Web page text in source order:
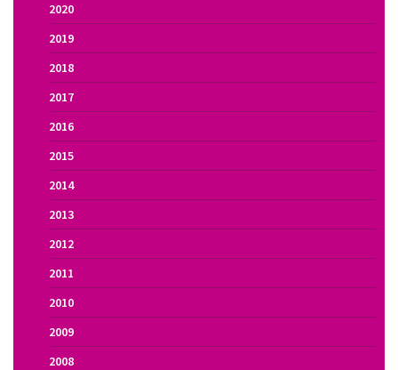
2020
2019
2018
2017
2016
2015
2014
2013
2012
2011
2010
2009
2008